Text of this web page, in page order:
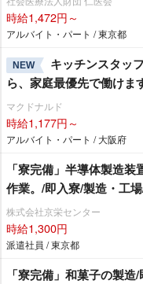
時給1,472円～
アルバイト・パート / 東京都
NEW
キッチンスタッ
ら、家庭最優先で働けま
マクドナルド
時給1,177円～
アルバイト・パート / 大阪府
「寮完備」半導体製造
作業。/即入寮/製造・工
株式会社京栄センター
時給1,300円
派遣社員 / 東京都
「寮完備」和菓子の製